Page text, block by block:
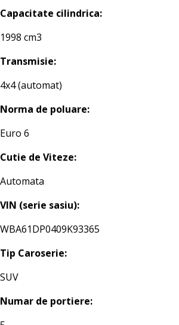
Capacitate cilindrica:
1998 cm3
Transmisie:
4x4 (automat)
Norma de poluare:
Euro 6
Cutie de Viteze:
Automata
VIN (serie sasiu):
WBA61DP0409K93365
Tip Caroserie:
SUV
Numar de portiere: